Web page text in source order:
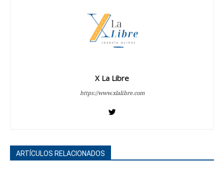
X La Libre
https://www.xlalibre.com
ARTÍCULOS RELACIONADOS